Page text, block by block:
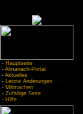
- Hauptseite
- Almanach-Portal
- Aktuelles
- Letzte Änderungen
- Mitmachen
- Zufällige Seite
- Hilfe